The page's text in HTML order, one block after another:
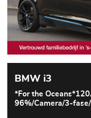
BMW i3
*For the
96%/Camera/3-